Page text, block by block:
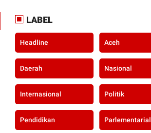
LABEL
Headline Aceh
Daerah Nasional
Internasional Politik
Pendidikan Parlementarial